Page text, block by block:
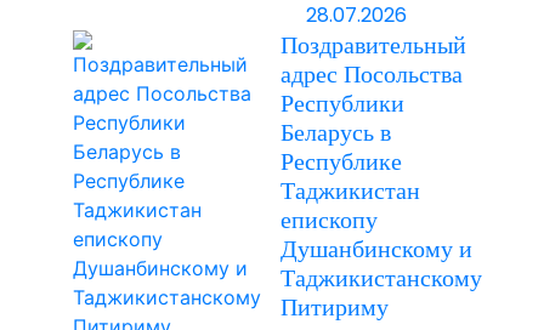
28.07.2026
Поздравительный
адрес Посольства
Республики
Беларусь в
Республике
Таджикистан
епископу
Душанбинскому и
Таджикистанскому
Питириму